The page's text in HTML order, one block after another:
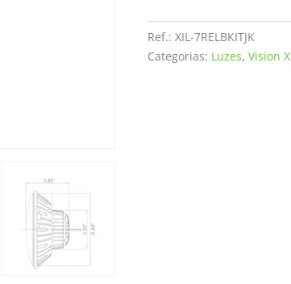
Kit
7″
Black
Ref.: XIL-7RELBKITJK
Categorias: Luzes, Vision X